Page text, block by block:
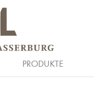
TEAM
GUTSCHEINPRODUKTE
STELLENANZEIGEN